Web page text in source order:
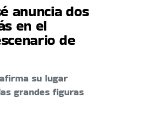
anuncia dos
en el
de
su lugar
grandes figuras